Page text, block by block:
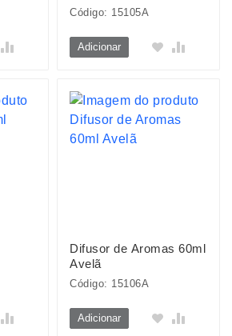
Código: 15105A
Adicionar
Difusor de Aromas 60ml
Avelã
Código: 15106A
Adicionar